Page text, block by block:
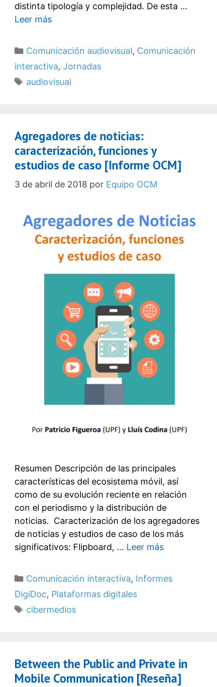
distinta tipología y complejidad. De esta …
Leer más
Categorías
Comunicación audiovisual, Comunicación
interactiva, Jornadas
Etiquetas
audiovisual
Agregadores de noticias:
caracterización, funciones y
estudios de caso [Informe OCM]
3 de abril de 2018 por Equipo OCM
Resumen Descripción de las principales
características del ecosistema móvil, así
como de su evolución reciente en relación
con el periodismo y la distribución de
noticias. Caracterización de los agregadores
de noticias y estudios de caso de los más
significativos: Flipboard, … Leer más
Categorías
Comunicación interactiva, Informes
DigiDoc, Plataformas digitales
Etiquetas
cibermedios
Between the Public and Private in
Mobile Communication [Reseña]